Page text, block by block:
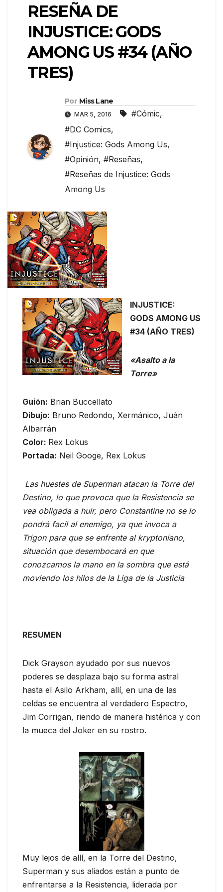
RESEÑA DE
INJUSTICE: GODS
AMONG US #34 (AÑO
TRES)
Por Miss Lane
MAR 5, 2016 #Cómic,
#DC Comics,
#Injustice: Gods Among Us,
#Opinión, #Reseñas,
#Reseñas de Injustice: Gods
Among Us
INJUSTICE:
GODS AMONG US
#34 (AÑO TRES)
«Asalto a la
Torre»
Guión: Brian Buccellato
Dibujo: Bruno Redondo, Xermánico, Juán
Albarrán
Color: Rex Lokus
Portada: Neil Googe, Rex Lokus
Las huestes de Superman atacan la Torre del
Destino, lo que provoca que la Resistencia se
vea obligada a huir, pero Constantine no se lo
pondrá facil al enemigo, ya que invoca a
Trigon para que se enfrente al kryptoniano,
situación que desembocará en que
conozcamos la mano en la sombra que está
moviendo los hilos de la Liga de la Justicia
RESUMEN
Dick Grayson ayudado por sus nuevos
poderes se desplaza bajo su forma astral
hasta el Asilo Arkham, allí, en una de las
celdas se encuentra al verdadero Espectro,
Jim Corrigan, riendo de manera histérica y con
la mueca del Joker en su rostro.
Muy lejos de allí, en la Torre del Destino,
Superman y sus aliados están a punto de
enfrentarse a la Resistencia, liderada por